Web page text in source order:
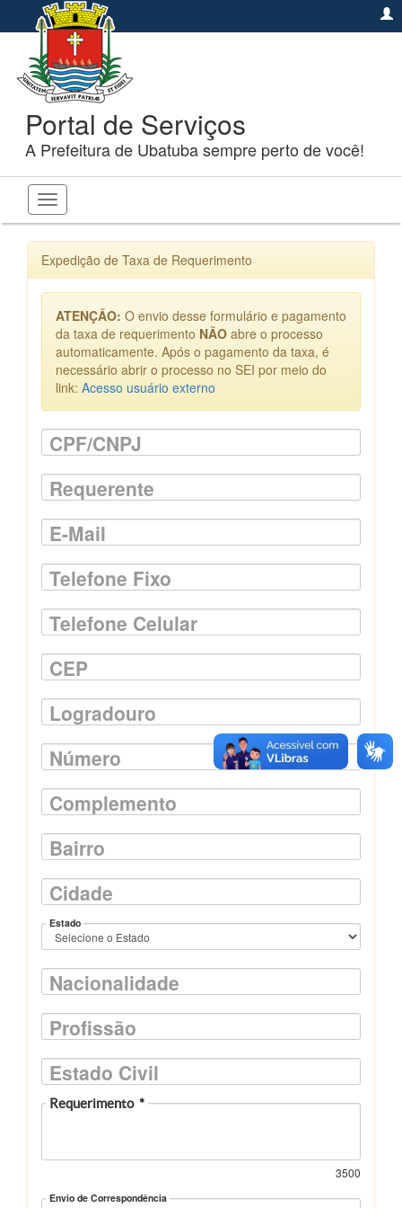
Portal de Serviços
A Prefeitura de Ubatuba sempre perto de você!
Toggle
navigation
Expedição de Taxa de Requerimento
ATENÇÃO: O envio desse formulário e pagamento
da taxa de requerimento NÃO abre o processo
automaticamente. Após o pagamento da taxa, é
necessário abrir o processo no SEI por meio do
link: Acesso usuário externo
CPF/CNPJ
Requerente
E-Mail
Telefone Fixo
Telefone Celular
CEP
Logradouro
Número
Complemento
Bairro
Cidade
Estado
Nacionalidade
Profissão
Estado Civil
Requerimento *
3500
Envio de Correspondência